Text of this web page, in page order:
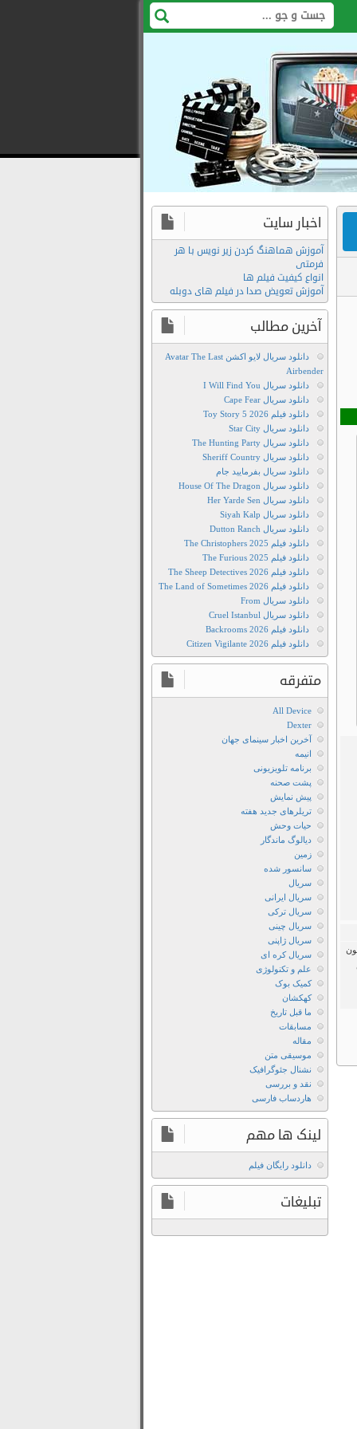
تماشای
آنلاین
سریال
The
Secret
Romantic
Guesthouse
دانلود
The
Secret
Romantic
Guesthouse
دانلود
تمامی
فصل‌های
سریال
The
Secret
Romantic
Guesthouse
دانلود
دوبله
فارسی
سریال
The
Secret
Romantic
Guesthouse
دانلود
رایگان
سریال
The
Secret
Romantic
Guesthouse
دانلود
زیرنویس
فارسی
سریال
The
Secret
Romantic
Guesthouse
دانلود
سریال
The
Secret
Romantic
Guesthouse
دانلود
سریال
The
اخبار سایت
آموزش هماهنگ کردن زیر نویس با هر
فرمتی
انواع کیفیت فیلم ها
آموزش تعویض صدا در فیلم های دوبله
آخرین مطالب
دانلود سریال لایو اکشن Avatar The Last
Airbender
دانلود سریال I Will Find You
دانلود سریال Cape Fear
دانلود فیلم Toy Story 5 2026
دانلود سریال Star City
دانلود سریال The Hunting Party
دانلود سریال Sheriff Country
دانلود سریال بفرمایید جام
دانلود سریال House Of The Dragon
دانلود سریال Her Yarde Sen
دانلود سریال Siyah Kalp
دانلود سریال Dutton Ranch
دانلود فیلم The Christophers 2025
دانلود فیلم The Furious 2025
دانلود فیلم The Sheep Detectives 2026
دانلود فیلم The Land of Sometimes 2026
دانلود سریال From
دانلود سریال Cruel Istanbul
دانلود فیلم Backrooms 2026
دانلود فیلم Citizen Vigilante 2026
متفرقه
All Device
Dexter
آخرین اخبار سینمای جهان
انیمه
برنامه تلویزیونی
پشت صحنه
پیش نمایش
تریلرهای جدید هفته
حیات وحش
دیالوگ ماندگار
زمین
سانسور شده
سریال
سریال ایرانی
سریال ترکی
سریال چینی
سریال ژاپنی
سریال کره ای
علم و تکنولوژی
کمیک بوک
کهکشان
ما قبل تاریخ
مسابقات
مقاله
موسیقی متن
نشنال جئوگرافیک
نقد و بررسی
هاردساب فارسی
لینک ها مهم
دانلود رایگان فیلم
تبلیغات